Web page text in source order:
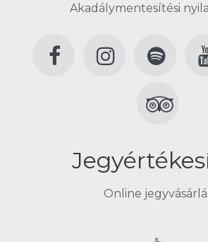
Akadálymentesítési
Online